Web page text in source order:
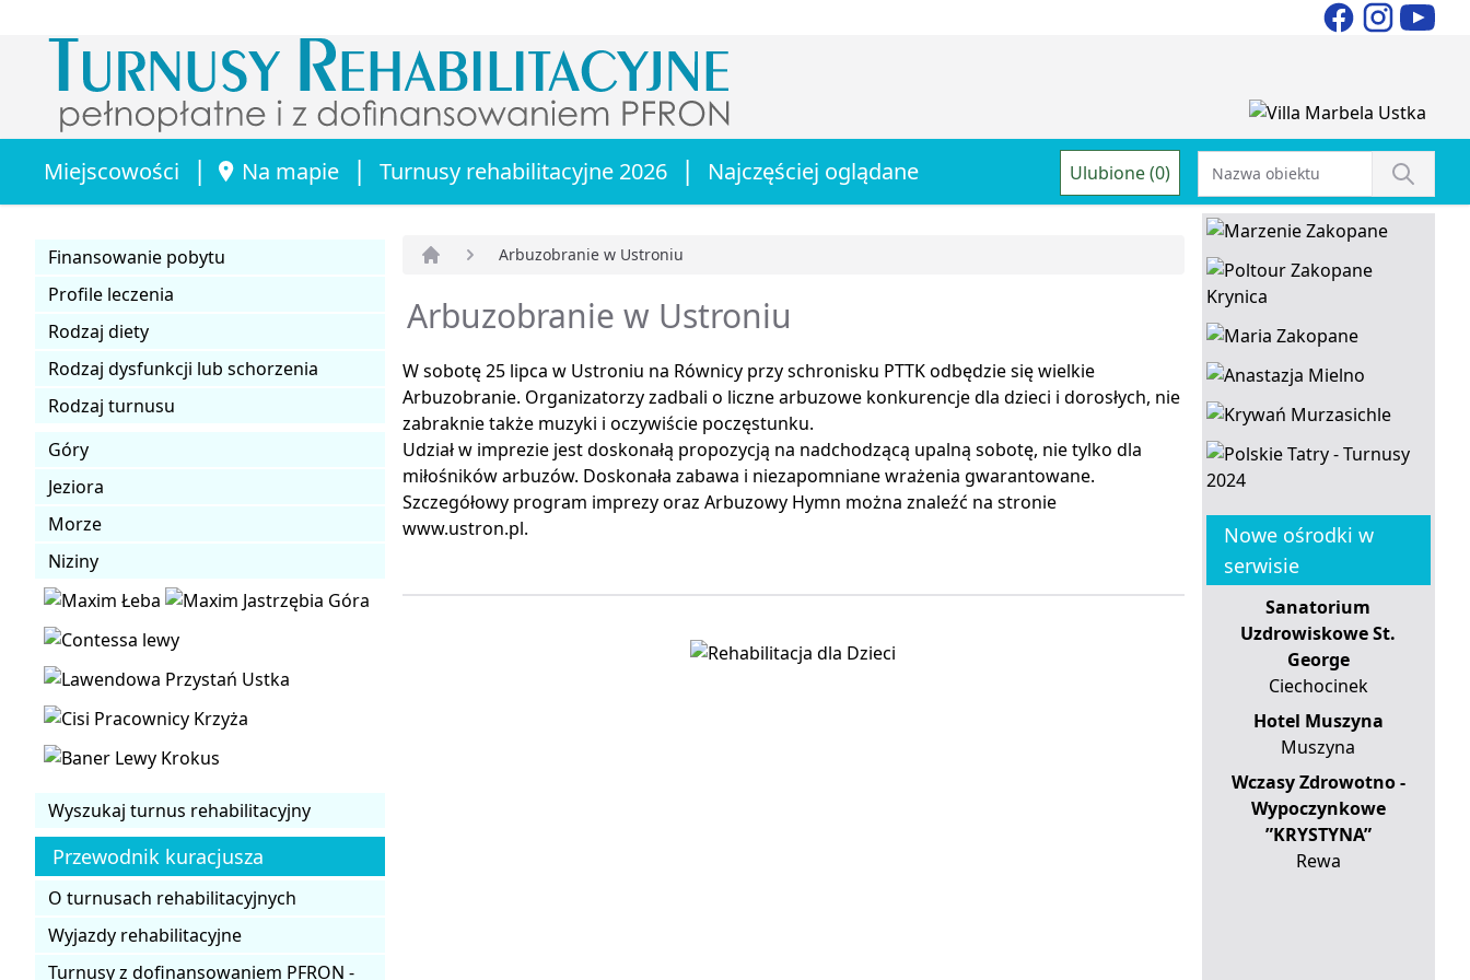
Miejscowości | Na mapie | Turnusy rehabilitacyjne 2026 | Najczęściej oglądane Ulubione (0)
Finansowanie pobytu
Profile leczenia
Rodzaj diety
Rodzaj dysfunkcji lub schorzenia
Rodzaj turnusu
Góry
Jeziora
Morze
Niziny
Wyszukaj turnus rehabilitacyjny
Przewodnik kuracjusza
O turnusach rehabilitacyjnych
Wyjazdy rehabilitacyjne
Turnusy z dofinansowaniem PFRON -
Arbuzobranie w Ustroniu
Arbuzobranie w Ustroniu
W sobotę 25 lipca w Ustroniu na Równicy przy schronisku PTTK odbędzie się wielkie
Arbuzobranie. Organizatorzy zadbali o liczne arbuzowe konkurencje dla dzieci i dorosłych, nie
zabraknie także muzyki i oczywiście poczęstunku.
Udział w imprezie jest doskonałą propozycją na nadchodzącą upalną sobotę, nie tylko dla
miłośników arbuzów. Doskonała zabawa i niezapomniane wrażenia gwarantowane.
Szczegółowy program imprezy oraz Arbuzowy Hymn można znaleźć na stronie
www.ustron.pl.
Nowe ośrodki w
serwisie
Sanatorium
Uzdrowiskowe St.
George
Ciechocinek
Hotel Muszyna
Muszyna
Wczasy Zdrowotno -
Wypoczynkowe
”KRYSTYNA”
Rewa